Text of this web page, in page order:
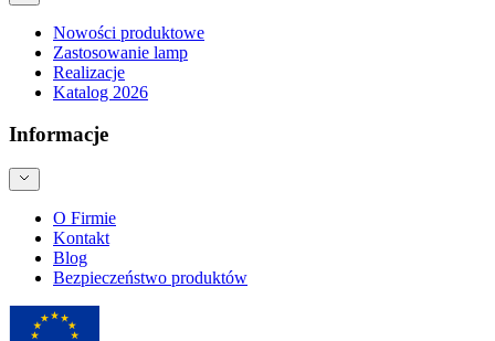
Nowości produktowe
Zastosowanie lamp
Realizacje
Katalog 2026
Informacje
O Firmie
Kontakt
Blog
Bezpieczeństwo produktów